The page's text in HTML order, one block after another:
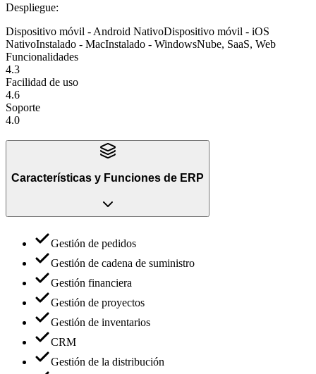
Despliegue:
Dispositivo móvil - Android NativoDispositivo móvil - iOS
NativoInstalado - MacInstalado - WindowsNube, SaaS, Web
Funcionalidades
4.3
Facilidad de uso
4.6
Soporte
4.0
Características y Funciones de ERP
Gestión de pedidos
Gestión de cadena de suministro
Gestión financiera
Gestión de proyectos
Gestión de inventarios
CRM
Gestión de la distribución